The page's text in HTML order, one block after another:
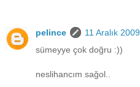
pelince
11 Aralık
sümeyye çok doğru :))
neslihancım sağol..